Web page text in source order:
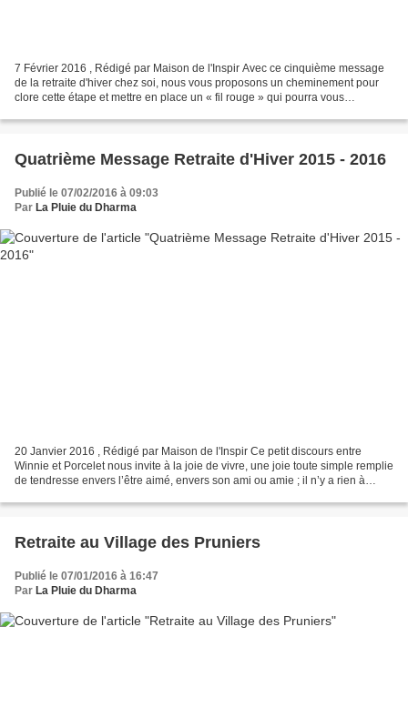
7 Février 2016 , Rédigé par Maison de l'Inspir Avec ce cinquième message
de la retraite d'hiver chez soi, nous vous proposons un cheminement pour
clore cette étape et mettre en place un « fil rouge » qui pourra vous
Quatrième Message Retraite d'Hiver 2015 - 2016
Publié le 07/02/2016 à 09:03
Par La Pluie du Dharma
20 Janvier 2016 , Rédigé par Maison de l'Inspir Ce petit discours entre
Winnie et Porcelet nous invite à la joie de vivre, une joie toute simple remplie
de tendresse envers l’être aimé, envers son ami ou amie ; il n’y a rien à
Retraite au Village des Pruniers
Publié le 07/01/2016 à 16:47
Par La Pluie du Dharma